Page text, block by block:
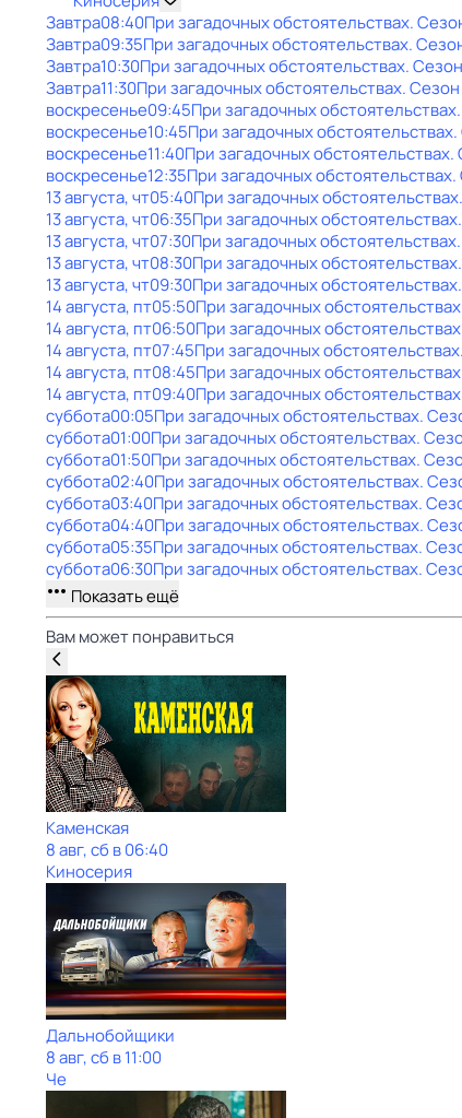
Завтра08:40При загадочных обстоятельствах.
Завтра09:35При загадочных обстоятельствах.
Завтра10:30При загадочных обстоятельствах. Сезон
Завтра11:30При загадочных обстоятельствах. Сезон
воскресенье09:45При загадочных обстоятельствах
воскресенье10:45При загадочных обстоятельствах.
воскресенье11:40При загадочных обстоятельствах.
воскресенье12:35При загадочных обстоятельствах.
13 августа, чт05:40При загадочных обстоятельствах
13 августа, чт06:35При загадочных обстоятельствах
13 августа, чт07:30При загадочных обстоятельствах
13 августа, чт08:30При загадочных обстоятельствах
13 августа, чт09:30При загадочных обстоятельствах
14 августа, пт05:50При загадочных обстоятельствах
14 августа, пт06:50При загадочных обстоятельствах
14 августа, пт07:45При загадочных обстоятельствах
14 августа, пт08:45При загадочных обстоятельствах
14 августа, пт09:40При загадочных обстоятельствах
суббота00:05При загадочных обстоятельствах.
суббота01:00При загадочных обстоятельствах.
суббота01:50При загадочных обстоятельствах.
суббота02:40При загадочных обстоятельствах.
суббота03:40При загадочных обстоятельствах.
суббота04:40При загадочных обстоятельствах.
суббота05:35При загадочных обстоятельствах.
суббота06:30При загадочных обстоятельствах.
Показать ещё
Вам может понравиться
Каменская
8 авг, сб в 06:40
Киносерия
Дальнобойщики
8 авг, сб в 11:00
Че